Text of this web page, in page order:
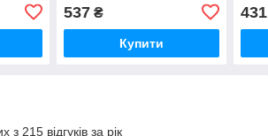
537₴
Купити
431
з 215 відгуків за рік